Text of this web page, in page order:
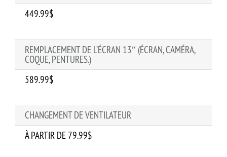
449.99$
REMPLACEMENT DE L’ÉCRAN 13″ (ÉCRAN, CAMÉRA,
COQUE, PENTURES.)
589.99$
CHANGEMENT DE VENTILATEUR
À PARTIR DE 79.99$